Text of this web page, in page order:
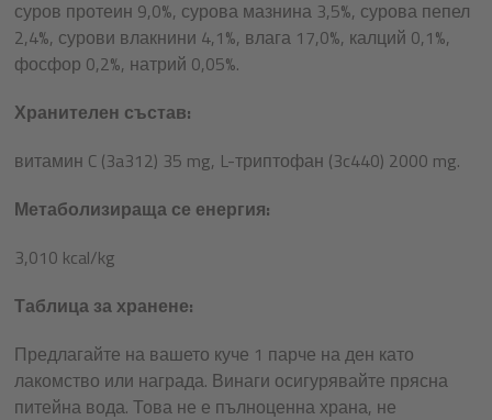
суров протеин 9,0%, сурова мазнина 3,5%, сурова пепел
2,4%, сурови влакнини 4,1%, влага 17,0%, калций 0,1%,
фосфор 0,2%, натрий 0,05%.
Хранителен състав:
витамин C (3a312) 35 mg, L-триптофан (3c440) 2000 mg.
Метаболизираща се енергия:
3,010 kcal/kg
Таблица за хранене:
Предлагайте на вашето куче 1 парче на ден като
лакомство или награда. Винаги осигурявайте прясна
питейна вода. Това не е пълноценна храна, не